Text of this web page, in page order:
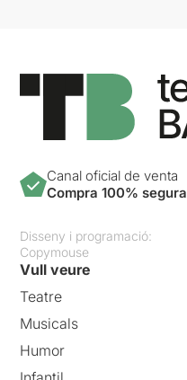
Canal oficial de venta
Compra 100% segura
Disseny i programació:
Copymouse
Vull veure
Teatre
Musicals
Humor